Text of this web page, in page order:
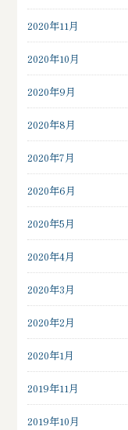
2020年11月
2020年10月
2020年9月
2020年8月
2020年7月
2020年6月
2020年5月
2020年4月
2020年3月
2020年2月
2020年1月
2019年11月
2019年10月